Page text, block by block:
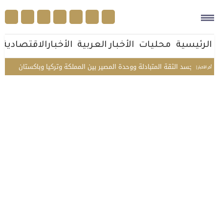
الرئيسية محليات الأخبار العربية الأخبارالاقتصادية
أخر الأخبار |
تجسد الثقة المتبادلة ووحدة المصير بين المملكة وتركيا وباكستان